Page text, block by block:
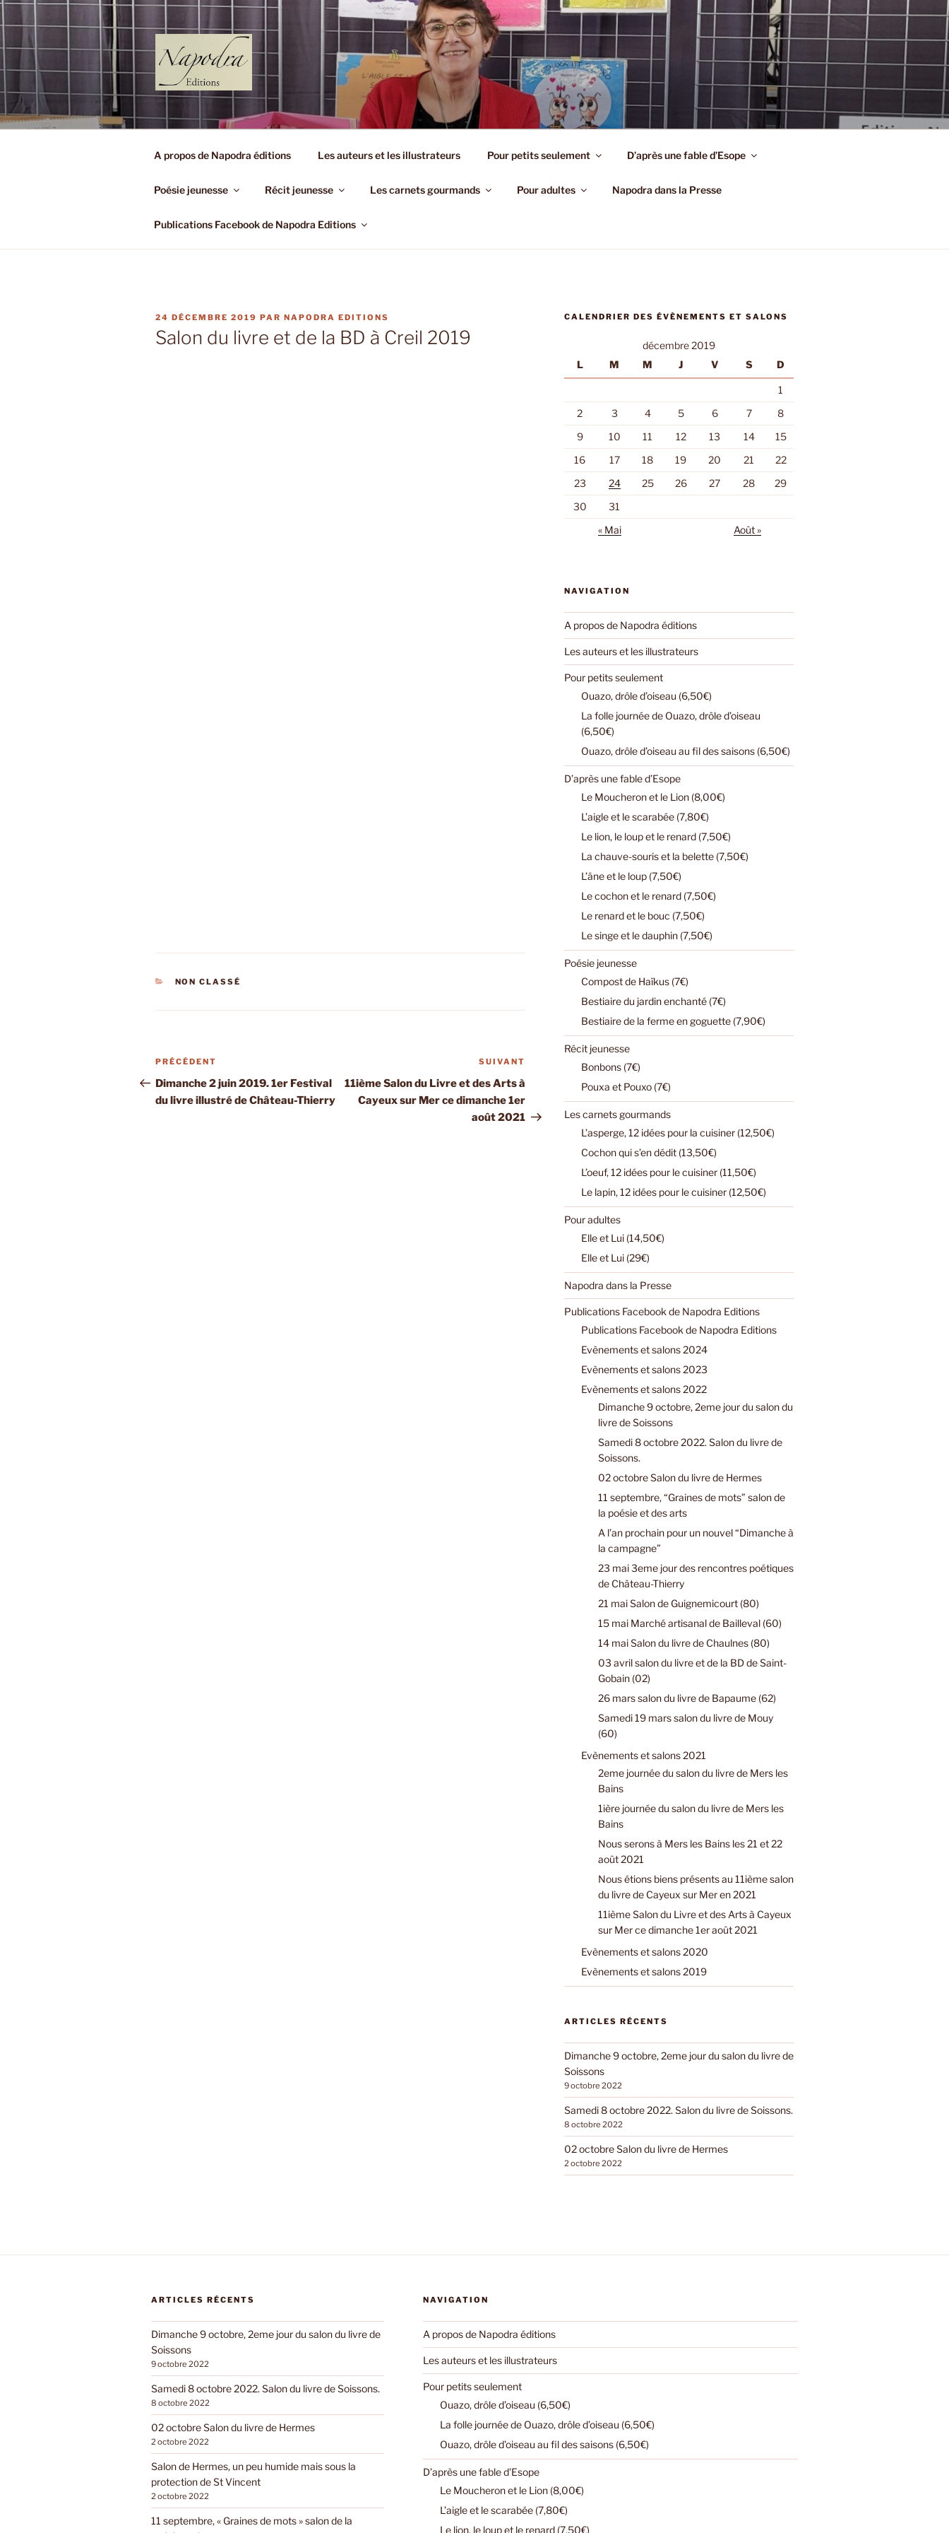
Aller
au
contenu
principal
NAPODRA EDITIONS
A propos de Napodra éditions Les auteurs et les illustrateurs Pour petits seulement D’après une fable d’Esope
Poésie jeunesse Récit jeunesse Les carnets gourmands Pour adultes Napodra dans la Presse
Publications Facebook de Napodra Editions
PUBLIÉ
LE
24 DÉCEMBRE 2019 PAR NAPODRA EDITIONS
Salon du livre et de la BD à Creil 2019
CATÉGORIES
NON CLASSÉ
Navigation
de
l’article
Article
précédent
PRÉCÉDENT
Dimanche 2 juin 2019. 1er Festival
du livre illustré de Château-Thierry
SUIVANT
11ième Salon du Livre et des Arts à
Cayeux sur Mer ce dimanche 1er
août 2021
CALENDRIER DES ÉVÈNEMENTS ET SALONS
décembre 2019
L
M M J V S D
1
2
3 4 5 6 7
8
9
10 11 12 13 14
15
16
17 18 19 20 21
22
23
24 25 26 27 28
29
30
31
« Mai
Août »
NAVIGATION
A propos de Napodra éditions
Les auteurs et les illustrateurs
Pour petits seulement
Ouazo, drôle d’oiseau (6,50€)
La folle journée de Ouazo, drôle d’oiseau
(6,50€)
Ouazo, drôle d’oiseau au fil des saisons (6,50€)
D’après une fable d’Esope
Le Moucheron et le Lion (8,00€)
L’aigle et le scarabée (7,80€)
Le lion, le loup et le renard (7,50€)
La chauve-souris et la belette (7,50€)
L’âne et le loup (7,50€)
Le cochon et le renard (7,50€)
Le renard et le bouc (7,50€)
Le singe et le dauphin (7,50€)
Poésie jeunesse
Compost de Haïkus (7€)
Bestiaire du jardin enchanté (7€)
Bestiaire de la ferme en goguette (7,90€)
Récit jeunesse
Bonbons (7€)
Pouxa et Pouxo (7€)
Les carnets gourmands
L’asperge, 12 idées pour la cuisiner (12,50€)
Cochon qui s’en dédit (13,50€)
L’oeuf, 12 idées pour le cuisiner (11,50€)
Le lapin, 12 idées pour le cuisiner (12,50€)
Pour adultes
Elle et Lui (14,50€)
Elle et Lui (29€)
Napodra dans la Presse
Publications Facebook de Napodra Editions
Publications Facebook de Napodra Editions
Evènements et salons 2024
Evènements et salons 2023
Evènements et salons 2022
Dimanche 9 octobre, 2eme jour du salon du
livre de Soissons
Samedi 8 octobre 2022. Salon du livre de
Soissons.
02 octobre Salon du livre de Hermes
11 septembre, “Graines de mots” salon de
la poésie et des arts
A l’an prochain pour un nouvel “Dimanche à
la campagne”
23 mai 3eme jour des rencontres poétiques
de Château-Thierry
21 mai Salon de Guignemicourt (80)
15 mai Marché artisanal de Bailleval (60)
14 mai Salon du livre de Chaulnes (80)
03 avril salon du livre et de la BD de Saint-
Gobain (02)
26 mars salon du livre de Bapaume (62)
Samedi 19 mars salon du livre de Mouy
(60)
Evènements et salons 2021
2eme journée du salon du livre de Mers les
Bains
1ière journée du salon du livre de Mers les
Bains
Nous serons à Mers les Bains les 21 et 22
août 2021
Nous étions biens présents au 11ième salon
du livre de Cayeux sur Mer en 2021
11ième Salon du Livre et des Arts à Cayeux
sur Mer ce dimanche 1er août 2021
Evènements et salons 2020
Evènements et salons 2019
ARTICLES RÉCENTS
Dimanche 9 octobre, 2eme jour du salon du livre de
Soissons
9 octobre 2022
Samedi 8 octobre 2022. Salon du livre de Soissons.
8 octobre 2022
02 octobre Salon du livre de Hermes
2 octobre 2022
ARTICLES RÉCENTS
Dimanche 9 octobre, 2eme jour du salon du livre de
Soissons
9 octobre 2022
Samedi 8 octobre 2022. Salon du livre de Soissons.
8 octobre 2022
02 octobre Salon du livre de Hermes
2 octobre 2022
Salon de Hermes, un peu humide mais sous la
protection de St Vincent
2 octobre 2022
11 septembre, « Graines de mots » salon de la
NAVIGATION
A propos de Napodra éditions
Les auteurs et les illustrateurs
Pour petits seulement
Ouazo, drôle d’oiseau (6,50€)
La folle journée de Ouazo, drôle d’oiseau (6,50€)
Ouazo, drôle d’oiseau au fil des saisons (6,50€)
D’après une fable d’Esope
Le Moucheron et le Lion (8,00€)
L’aigle et le scarabée (7,80€)
Le lion, le loup et le renard (7,50€)